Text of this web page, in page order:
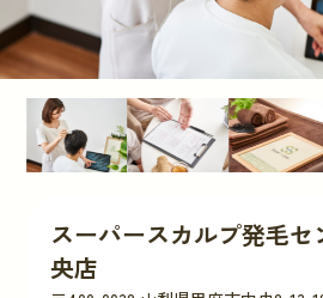
スーパースカルプ発毛
央店